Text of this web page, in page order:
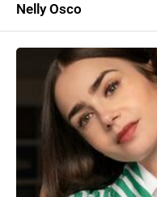
Nelly Osco